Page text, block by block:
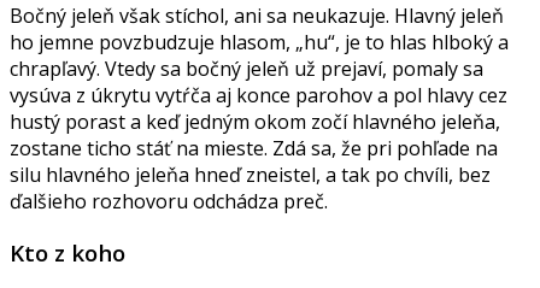
Bočný jeleň však stíchol, ani sa neukazuje. Hlavný jeleň
ho jemne povzbudzuje hlasom, „hu“, je to hlas hlboký a
chrapľavý. Vtedy sa bočný jeleň už prejaví, pomaly sa
vysúva z úkrytu vytŕča aj konce parohov a pol hlavy cez
hustý porast a keď jedným okom zočí hlavného jeleňa,
zostane ticho stáť na mieste. Zdá sa, že pri pohľade na
silu hlavného jeleňa hneď zneistel, a tak po chvíli, bez
ďalšieho rozhovoru odchádza preč.
Kto z koho